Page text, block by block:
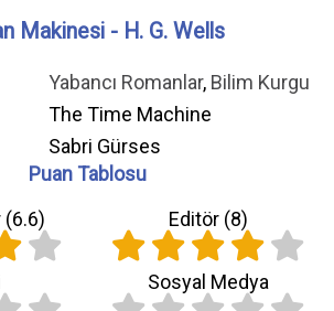
Makinesi - H. G. Wells
Yabancı Romanlar, Bilim Kurgu
The Time Machine
Sabri Gürses
Puan Tablosu
(6.6) Editör (8)
Sosyal Medya